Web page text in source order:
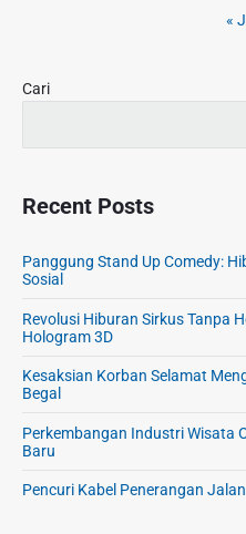
«
Cari
Recent Posts
Panggung Stand Up Comedy:
Sosial
Revolusi Hiburan Sirkus Tanpa
Hologram 3D
Kesaksian Korban Selamat
Begal
Perkembangan Industri Wisata
Baru
Pencuri Kabel Penerangan